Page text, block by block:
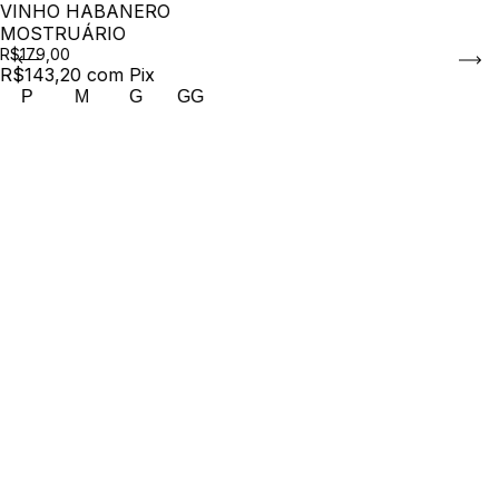
VINHO HABANERO
MOSTRUÁRIO
R$179,00
R$143,20 com Pix
P M G GG